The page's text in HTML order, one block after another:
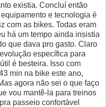
existia. Concluí então
e tecnologia é
com as bikes. Todas eram
há um tempo ainda insistia
que dava pro gasto. Claro
específica para
é besteira. Isso com
min na bike este ano,
agora não sei o que faço
vou mantê-la para treinos
passeio confortável